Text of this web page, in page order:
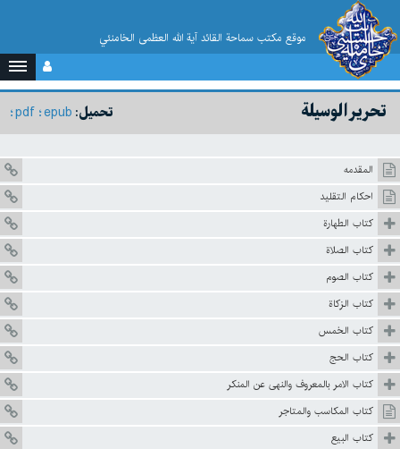
موقع مکتب سماحة القائد آية الله العظمى الخامنئي
تحميل: epub
pdf تحرير الوسيلة
المقدمه
احكام التقليد
كتاب الطهارة
كتاب الصلاة
كتاب الصوم
كتاب الزكاة
كتاب الخمس
كتاب الحج
كتاب الامر بالمعروف والنهى عن المنكر
كتاب المكاسب والمتاجر
كتاب البيع